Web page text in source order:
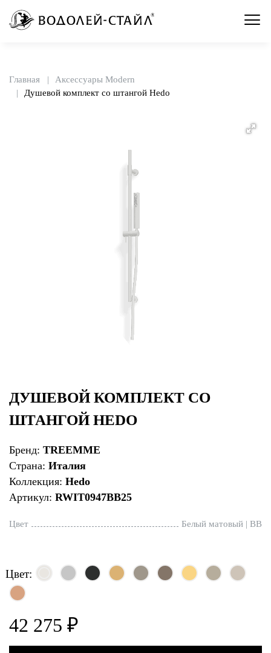
Главная
Аксессуары Modern
Душевой комплект со штангой Hedo
ДУШЕВОЙ КОМПЛЕКТ СО
ШТАНГОЙ HEDO
Бренд: TREEMME
Страна: Италия
Коллекция: Hedo
Артикул: RWIT0947BB25
Цвет Белый матовый | BB
Цвет:
42 275 ₽